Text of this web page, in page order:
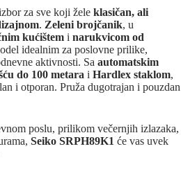
za sve koji žele klasičan, ali
. Zeleni brojčanik, u
kućištem i narukvicom od
idealnim za poslovne prilike,
aktivnosti. Sa automatskim
do 100 metara i Hardlex staklom,
i otporan. Pruža dugotrajan i pouzdan
poslu, prilikom večernjih izlazaka,
Seiko SRPH89K1 će vas uvek